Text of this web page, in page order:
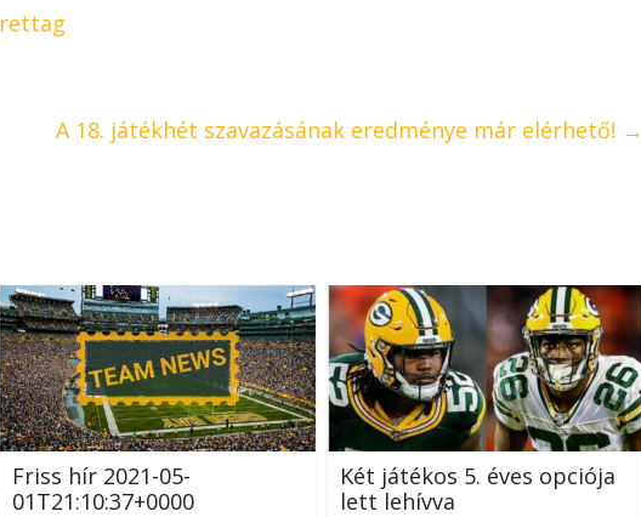
A 18. játékhét szavazásának eredménye már elérhető! →
Friss hír 2021-05-
01T21:10:37+0000
Két játékos 5. éves opciója
lett lehívva